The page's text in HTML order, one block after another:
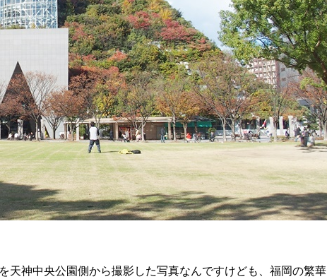
天神中央公園側から撮影した写真なんですけども、福岡の繁華